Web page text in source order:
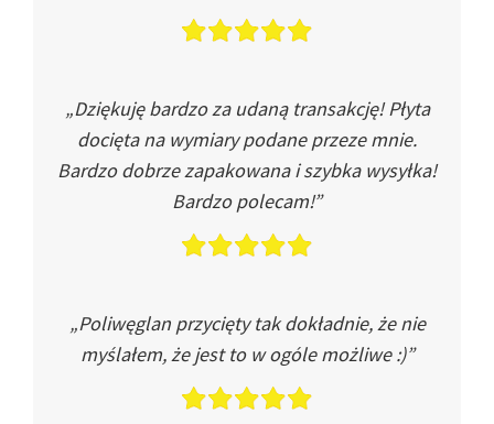
„Dziękuję bardzo za udaną transakcję! Płyta
docięta na wymiary podane przeze mnie.
Bardzo dobrze zapakowana i szybka wysyłka!
Bardzo polecam!”
„Poliwęglan przycięty tak dokładnie, że nie
myślałem, że jest to w ogóle możliwe :)”